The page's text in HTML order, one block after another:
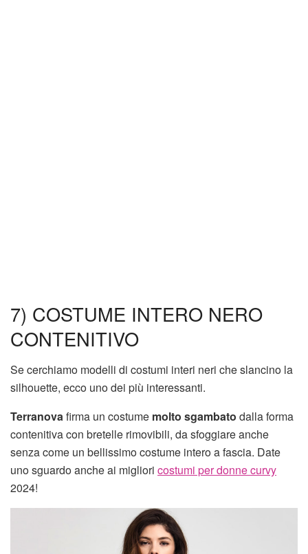
7) COSTUME INTERO NERO
CONTENITIVO
Se cerchiamo modelli di costumi interi neri che slancino la
silhouette, ecco uno dei più interessanti.
Terranovafirma un costume molto sgambato dalla forma
contenitiva con bretelle rimovibili, da sfoggiare anche
senza come un bellissimo costume intero a fascia. Date
uno sguardo anche ai migliori costumi per donne curvy
2024!